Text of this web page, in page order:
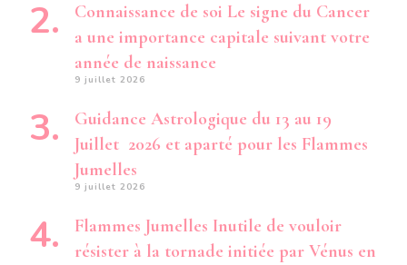
Connaissance de soi Le signe du Cancer
a une importance capitale suivant votre
année de naissance
9 juillet 2026
Guidance Astrologique du 13 au 19
Juillet 2026 et aparté pour les Flammes
Jumelles
9 juillet 2026
Flammes Jumelles Inutile de vouloir
résister à la tornade initiée par Vénus en